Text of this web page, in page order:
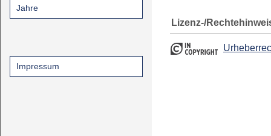
Jahre
Impressum
Lizenz-/